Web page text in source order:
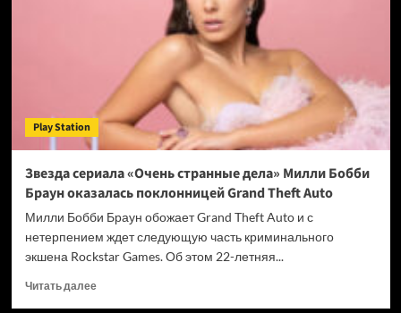
подготовки.
Рецензия
Play Station
Звезда сериала «Очень странные дела» Милли Бобби
Браун оказалась поклонницей Grand Theft Auto
Милли Бобби Браун обожает Grand Theft Auto и с
нетерпением ждет следующую часть криминального
экшена Rockstar Games. Об этом 22-летняя...
Читать далееПрочитать